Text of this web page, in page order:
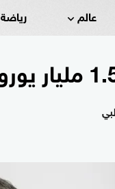
عالم رياضة